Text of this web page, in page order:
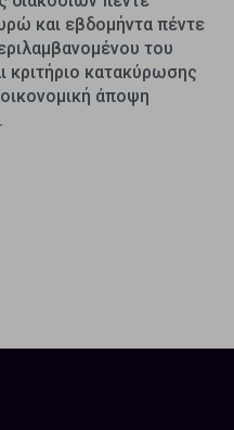
και εβδομήντα πέντε
του
κριτήριο κατακύρωσης
άποψη